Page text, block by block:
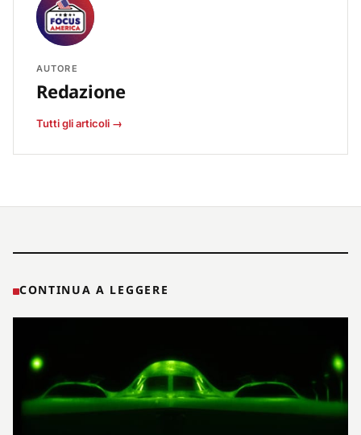
AUTORE
Redazione
Tutti gli articoli →
CONTINUA A LEGGERE